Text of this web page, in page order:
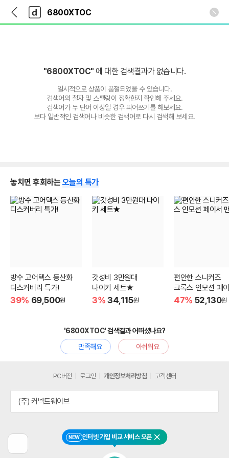
다
나
와
가
다
와
"6800XTOC"에 대한 검색결과가 없습니다.
일시적으로 상품이 품절되었을 수 있습니다.
검색어의 철자 및 스펠링이 정확한지 확인해 주세요.
검색어가 두 단어 이상일 경우 띄어쓰기를 해보세요.
보다 일반적인 검색어나 비슷한 검색어로 다시 검색해 보세요.
놓치면 후회하는 오늘의 특가
방수 고어텍스 등산화
디스커버리 특가!
39% 69,500원
갓성비 3만원대
나이키 세트★
3% 34,115원
편안한 스니커즈
크록스 인모션 페
47% 52,130원
'6800XTOC' 검색결과 어떠셨나요?
만족해요
아쉬워요
전
NEW 인터넷 가입 비교 서비스 오픈 닫기
PC버전 로그인 개인정보처리방침 고객센터
(주) 커넥트웨이브